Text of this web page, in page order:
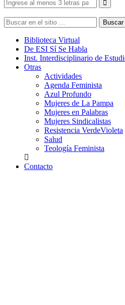
Buscar
Biblioteca Virtual
De ESI Sí Se Habla
Inst. Interdisciplinario de
Otras
Actividades
Agenda Feminista
Azul Profundo
Mujeres de La Pampa
Mujeres en Palabras
Mujeres Sindicalistas
Resistencia VerdeVioleta
Salud
Teología Feminista
Contacto